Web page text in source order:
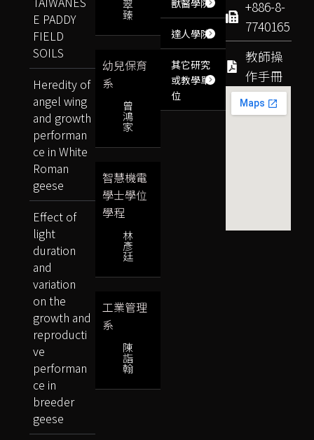
+886-8-
7740165
教師操
作手冊
達人學院
其它研究
或教學單
位
翠
臻
幼兒保育
系
曾
鴻
家
智慧機電
學士學位
學程
林
彥
廷
工業管理
系
陳
詣
翰
E PADDY
FIELD
SOILS
Heredity of
angel wing
and growth
performan
ce in White
Roman
geese
Effect of
light
duration
and
variation
on the
growth and
reproducti
ve
performan
ce in
breeder
geese